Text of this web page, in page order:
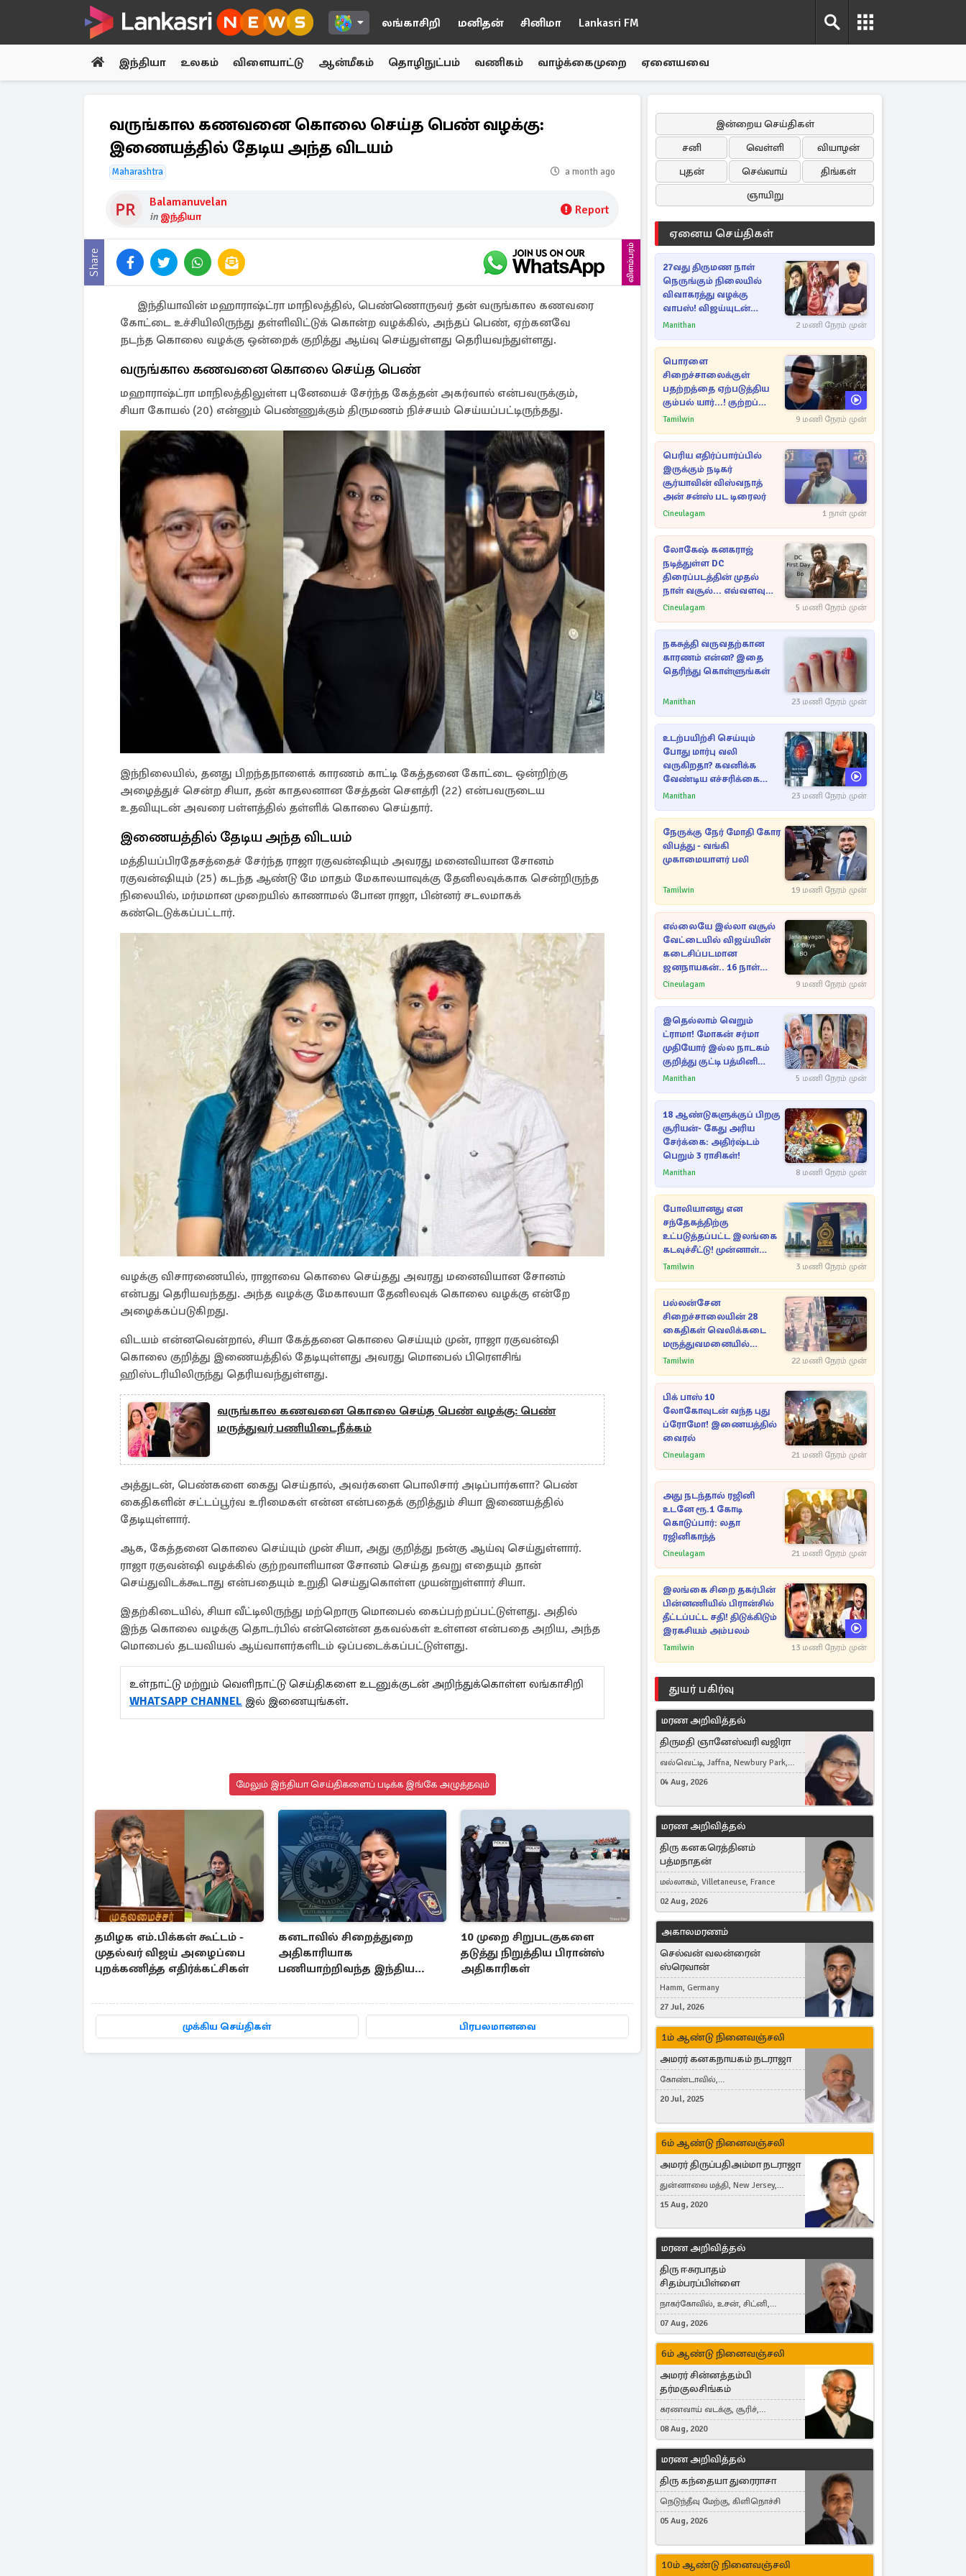
லங்காசிறி மனிதன் சினிமா Lankasri FM
இந்தியா உலகம் விளையாட்டு ஆன்மீகம் தொழிநுட்பம் வணிகம் வாழ்க்கைமுறை ஏனையவை
வருங்கால கணவனை கொலை செய்த பெண் வழக்கு:
இணையத்தில் தேடிய அந்த விடயம்
Maharashtra a month ago
Balamanuvelan
in இந்தியா Report
Share விளம்பரம்
இந்தியாவின் மஹாராஷ்ட்ரா மாநிலத்தில், பெண்ணொருவர் தன் வருங்கால கணவரை
கோட்டை உச்சியிலிருந்து தள்ளிவிட்டுக் கொன்ற வழக்கில், அந்தப் பெண், ஏற்கனவே
நடந்த கொலை வழக்கு ஒன்றைக் குறித்து ஆய்வு செய்துள்ளது தெரியவந்துள்ளது.
வருங்கால கணவனை கொலை செய்த பெண்
மஹாராஷ்ட்ரா மாநிலத்திலுள்ள புனேயைச் சேர்ந்த கேத்தன் அகர்வால் என்பவருக்கும்,
சியா கோயல் (20) என்னும் பெண்ணுக்கும் திருமணம் நிச்சயம் செய்யப்பட்டிருந்தது.
இந்நிலையில், தனது பிறந்தநாளைக் காரணம் காட்டி கேத்தனை கோட்டை ஒன்றிற்கு
அழைத்துச் சென்ற சியா, தன் காதலனான சேத்தன் சௌத்ரி (22) என்பவருடைய
உதவியுடன் அவரை பள்ளத்தில் தள்ளிக் கொலை செய்தார்.
இணையத்தில் தேடிய அந்த விடயம்
மத்தியப்பிரதேசத்தைச் சேர்ந்த ராஜா ரகுவன்ஷியும் அவரது மனைவியான சோனம்
ரகுவன்ஷியும் (25) கடந்த ஆண்டு மே மாதம் மேகாலயாவுக்கு தேனிலவுக்காக சென்றிருந்த
நிலையில், மர்மமான முறையில் காணாமல் போன ராஜா, பின்னர் சடலமாகக்
கண்டெடுக்கப்பட்டார்.
வழக்கு விசாரணையில், ராஜாவை கொலை செய்தது அவரது மனைவியான சோனம்
என்பது தெரியவந்தது. அந்த வழக்கு மேகாலயா தேனிலவுக் கொலை வழக்கு என்றே
அழைக்கப்படுகிறது.
விடயம் என்னவென்றால், சியா கேத்தனை கொலை செய்யும் முன், ராஜா ரகுவன்ஷி
கொலை குறித்து இணையத்தில் தேடியுள்ளது அவரது மொபைல் பிரௌசிங்
ஹிஸ்டரியிலிருந்து தெரியவந்துள்ளது.
வருங்கால கணவனை கொலை செய்த பெண் வழக்கு: பெண்
மருத்துவர் பணியிடைநீக்கம்
அத்துடன், பெண்களை கைது செய்தால், அவர்களை பொலிசார் அடிப்பார்களா? பெண்
கைதிகளின் சட்டப்பூர்வ உரிமைகள் என்ன என்பதைக் குறித்தும் சியா இணையத்தில்
தேடியுள்ளார்.
ஆக, கேத்தனை கொலை செய்யும் முன் சியா, அது குறித்து நன்கு ஆய்வு செய்துள்ளார்.
ராஜா ரகுவன்ஷி வழக்கில் குற்றவாளியான சோனம் செய்த தவறு எதையும் தான்
செய்துவிடக்கூடாது என்பதையும் உறுதி செய்துகொள்ள முயன்றுள்ளார் சியா.
இதற்கிடையில், சியா வீட்டிலிருந்து மற்றொரு மொபைல் கைப்பற்றப்பட்டுள்ளது. அதில்
இந்த கொலை வழக்கு தொடர்பில் என்னென்ன தகவல்கள் உள்ளன என்பதை அறிய, அந்த
மொபைல் தடயவியல் ஆய்வாளர்களிடம் ஒப்படைக்கப்பட்டுள்ளது.
உள்நாட்டு மற்றும் வெளிநாட்டு செய்திகளை உடனுக்குடன் அறிந்துக்கொள்ள லங்காசிறி
WHATSAPP CHANNEL இல் இணையுங்கள்.
மேலும் இந்தியா செய்திகளைப் படிக்க இங்கே அழுத்தவும்
தமிழக எம்.பிக்கள் கூட்டம் -
முதல்வர் விஜய் அழைப்பை
புறக்கணித்த எதிர்க்கட்சிகள்
கனடாவில் சிறைத்துறை
அதிகாரியாக
பணியாற்றிவந்த இந்திய
10 முறை சிறுபடகுகளை
தடுத்து நிறுத்திய பிரான்ஸ்
அதிகாரிகள்
முக்கிய செய்திகள் பிரபலமானவை
இன்றைய செய்திகள்
சனி
வெள்ளி
வியாழன்
புதன்
செவ்வாய்
திங்கள்
ஞாயிறு
ஏனைய செய்திகள்
27வது திருமண நாள்
நெருங்கும் நிலையில்
விவாகரத்து வழக்கு
வாபஸ்! விஜய்யுடன்
மீண்டும் இணைவாரா?
Manithan 2 மணி நேரம் முன்
பொரளை
சிறைச்சாலைக்குள்
பதற்றத்தை ஏற்படுத்திய
கும்பல் யார்...! குற்றப்
பின்னணி தொடர்பில்
Tamilwin 9 மணி நேரம் முன்
பெரிய எதிர்ப்பார்ப்பில்
இருக்கும் நடிகர்
சூர்யாவின் விஸ்வநாத்
அன் சன்ஸ் பட டிரைலர்
Cineulagam 1 நாள் முன்
லோகேஷ் கனகராஜ்
நடித்துள்ள DC
திரைப்படத்தின் முதல்
நாள் வசூல்... எவ்வளவு
தெரியுமா?
Cineulagam 5 மணி நேரம் முன்
நகசுத்தி வருவதற்கான
காரணம் என்ன? இதை
தெரிந்து கொள்ளுங்கள்
Manithan 23 மணி நேரம் முன்
உடற்பயிற்சி செய்யும்
போது மார்பு வலி
வருகிறதா? கவனிக்க
வேண்டிய எச்சரிக்கை
அறிகுறிகள்
Manithan 23 மணி நேரம் முன்
நேருக்கு நேர் மோதி கோர
விபத்து - வங்கி
முகாமையாளர் பலி
Tamilwin 19 மணி நேரம் முன்
எல்லையே இல்லா வசூல்
வேட்டையில் விஜய்யின்
கடைசிப்படமான
ஜனநாயகன்.. 16 நாள்
பாக்ஸ் ஆபிஸ்
Cineulagam 9 மணி நேரம் முன்
இதெல்லாம் வெறும்
ட்ராமா! மோகன் சர்மா
முதியோர் இல்ல நாடகம்
குறித்து குட்டி பத்மினி
பரபரப்பு பேட்டி
Manithan 5 மணி நேரம் முன்
18 ஆண்டுகளுக்குப் பிறகு
சூரியன்- கேது அரிய
சேர்க்கை: அதிர்ஷ்டம்
பெறும் 3 ராசிகள்!
Manithan 8 மணி நேரம் முன்
போலியானது என
சந்தேகத்திற்கு
உட்படுத்தப்பட்ட இலங்கை
கடவுச்சீட்டு! முன்னாள்
எம்.பிக்கு
சிக்கல்
Tamilwin 3 மணி நேரம் முன்
பல்லன்சேன
சிறைச்சாலையின் 28
கைதிகள் வெலிக்கடை
மருத்துவமனையில்
அனுமதி
Tamilwin 22 மணி நேரம் முன்
பிக் பாஸ் 10
லோகோவுடன் வந்த புது
ப்ரோமோ! இணையத்தில்
வைரல்
Cineulagam 21 மணி நேரம் முன்
அது நடந்தால் ரஜினி
உடனே ரூ.1 கோடி
கொடுப்பார்: லதா
ரஜினிகாந்த்
Cineulagam 21 மணி நேரம் முன்
இலங்கை சிறை தகர்பின்
பின்னணியில் பிரான்சில்
தீட்டப்பட்ட சதி! திடுக்கிடும்
இரகசியம் அம்பலம்
Tamilwin 13 மணி நேரம் முன்
துயர் பகிர்வு
மரண அறிவித்தல்
திருமதி ஞானேஸ்வரி வஜிரா
வல்வெட்டி, Jaffna, Newbury Park,
United Kingdom
04 Aug, 2026
மரண அறிவித்தல்
திரு கனகரெத்தினம்
பத்மநாதன்
மல்லாகம், Villetaneuse, France
02 Aug, 2026
அகாலமரணம்
செல்வன் வலன்ரைன்
ஸ்ரெவான்
Hamm, Germany
27 Jul, 2026
1ம் ஆண்டு நினைவஞ்சலி
அமரர் கனகநாயகம் நடராஜா
கோண்டாவில்,
புன்னாலைக்கட்டுவன், சவுதி
Germany, Brampton, Canada
20 Jul, 2025
6ம் ஆண்டு நினைவஞ்சலி
அமரர் திருப்பதிஅம்மா நடராஜா
துன்னாலை மத்தி, New Jersey,
United States, Toronto, Canada
15 Aug, 2020
மரண அறிவித்தல்
திரு ஈசுரபாதம்
சிதம்பரப்பிள்ளை
நாகர்கோவில், உசன், சிட்னி,
Australia
07 Aug, 2026
6ம் ஆண்டு நினைவஞ்சலி
அமரர் சின்னத்தம்பி
தர்மகுலசிங்கம்
கரணவாய் வடக்கு, சூரிச்,
Switzerland
08 Aug, 2020
மரண அறிவித்தல்
திரு கந்தையா துரைராசா
நெடுந்தீவு மேற்கு, கிளிநொச்சி
05 Aug, 2026
10ம் ஆண்டு நினைவஞ்சலி